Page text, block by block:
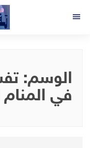
الوسم:
في المنام